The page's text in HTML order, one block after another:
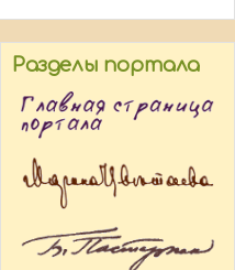
Разделы портала